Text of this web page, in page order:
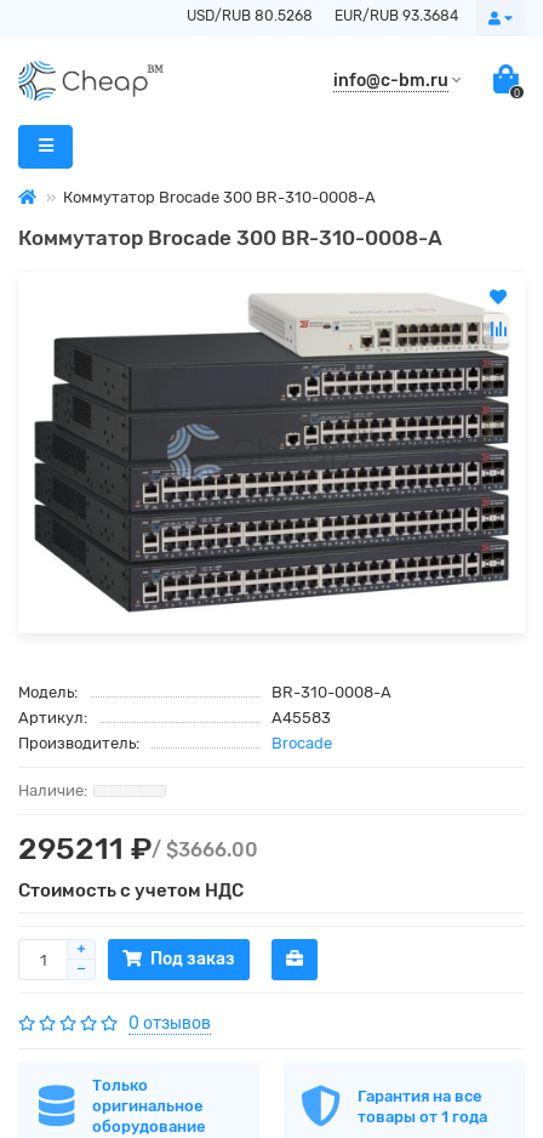
USD/RUB 80.5268 EUR/RUB 93.3684
info@c-bm.ru
0
Коммутатор Brocade 300 BR-310-0008-A
Коммутатор Brocade 300 BR-310-0008-A
Модель:
BR-310-0008-A
Артикул:
A45583
Производитель:
Brocade
295211 ₽/ $3666.00
Стоимость с учетом НДС
Под заказ
0 отзывов
Только
оригинальное
оборудование
Гарантия на все
товары от 1 года